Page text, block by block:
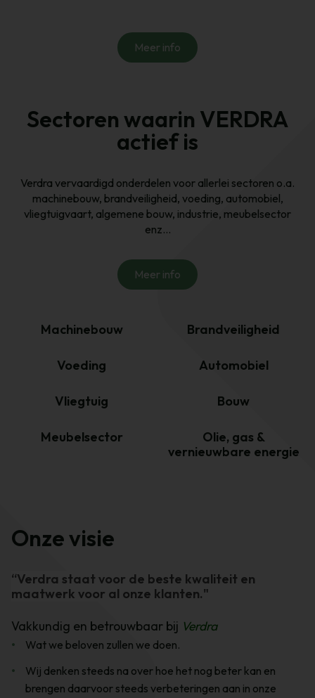
Meer info
Sectoren waarin VERDRA
actief is
Verdra vervaardigd onderdelen voor allerlei sectoren o.a.
machinebouw, brandveiligheid, voeding, automobiel,
vliegtuigvaart, algemene bouw, industrie, meubelsector
enz...
Meer info
Machinebouw Brandveiligheid
Voeding Automobiel
Vliegtuig Bouw
Meubelsector
Olie, gas &
vernieuwbare energie
Onze visie
“Verdra staat voor de beste kwaliteit en
maatwerk voor al onze klanten."
Vakkundig en betrouwbaar bij Verdra
Wat we beloven zullen we doen.
Wij denken steeds na over hoe het nog beter kan en
brengen daarvoor steeds verbeteringen aan in onze